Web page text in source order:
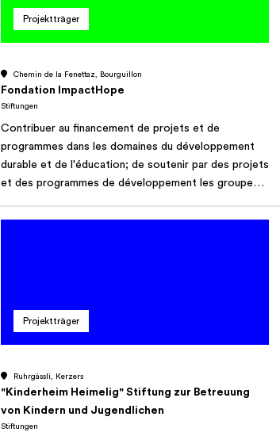
Projektträger
Chemin de la Fenettaz, Bourguillon
Fondation ImpactHope
Stiftungen
Contribuer au financement de projets et de
programmes dans les domaines du développement
durable et de l'éducation; de soutenir par des projets
et des programmes de développement les groupes
leur engagement en faveur des Droits Humains;
d'événements; créer des échanges et des relation
privilégiés entre personnes et groupements,
notamment entre le Nord et le Sud; favoriser une
humaines parmi les décideurs politiques et les
entrepreneurs. Dans le cade des buts fixés, la
fondation oeuvre en Suisse et à l'étranger. La
Projektträger
Ruhrgässli, Kerzers
"Kinderheim Heimelig" Stiftung zur Betreuung
von Kindern und Jugendlichen
Stiftungen